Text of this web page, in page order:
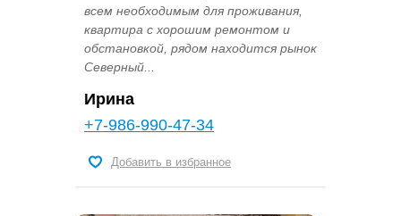
всем необходимым для проживания,
квартира с хорошим ремонтом и
обстановкой, рядом находится рынок
Северный...
Ирина
+7-986-990-47-34
Добавить в избранное